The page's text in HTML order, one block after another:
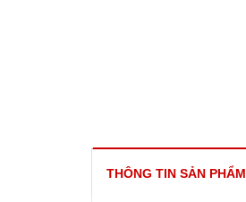
THÔNG TIN SẢN PHẨM